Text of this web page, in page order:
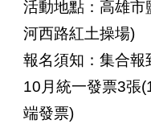
活動地點：高雄市
河西路紅土操場)
報名須知：集合報
10 月統一發票3張
端發票)